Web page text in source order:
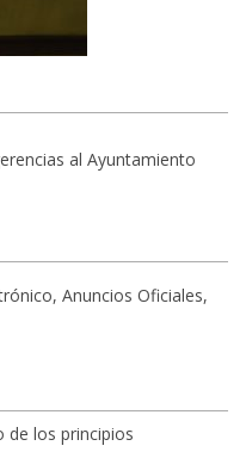
al Ayuntamiento
Anuncios Oficiales,
de los principios